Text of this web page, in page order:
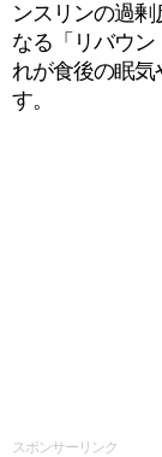
ンスリンの過剰
なる「リバウ
れが食後の眠気
す。
スポンサーリンク